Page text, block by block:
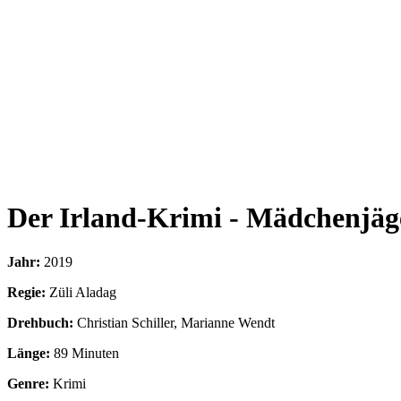
Der Irland-Krimi -
Jahr: 2019
Regie: Züli Aladag
Drehbuch: Christian Schiller, Marianne Wendt
Länge: 89 Minuten
Genre: Krimi